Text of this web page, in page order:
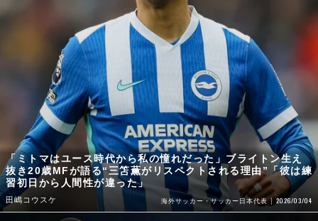
「ミトマはユース時代から私の憧れだった」ブライトン生え
抜き20歳MFが語る“三笘薫がリスペクトされる理由”「彼は練
習初日から人間性が違った」
田嶋コウスケ 海外サッカー・サッカー日本代表 2026/03/04